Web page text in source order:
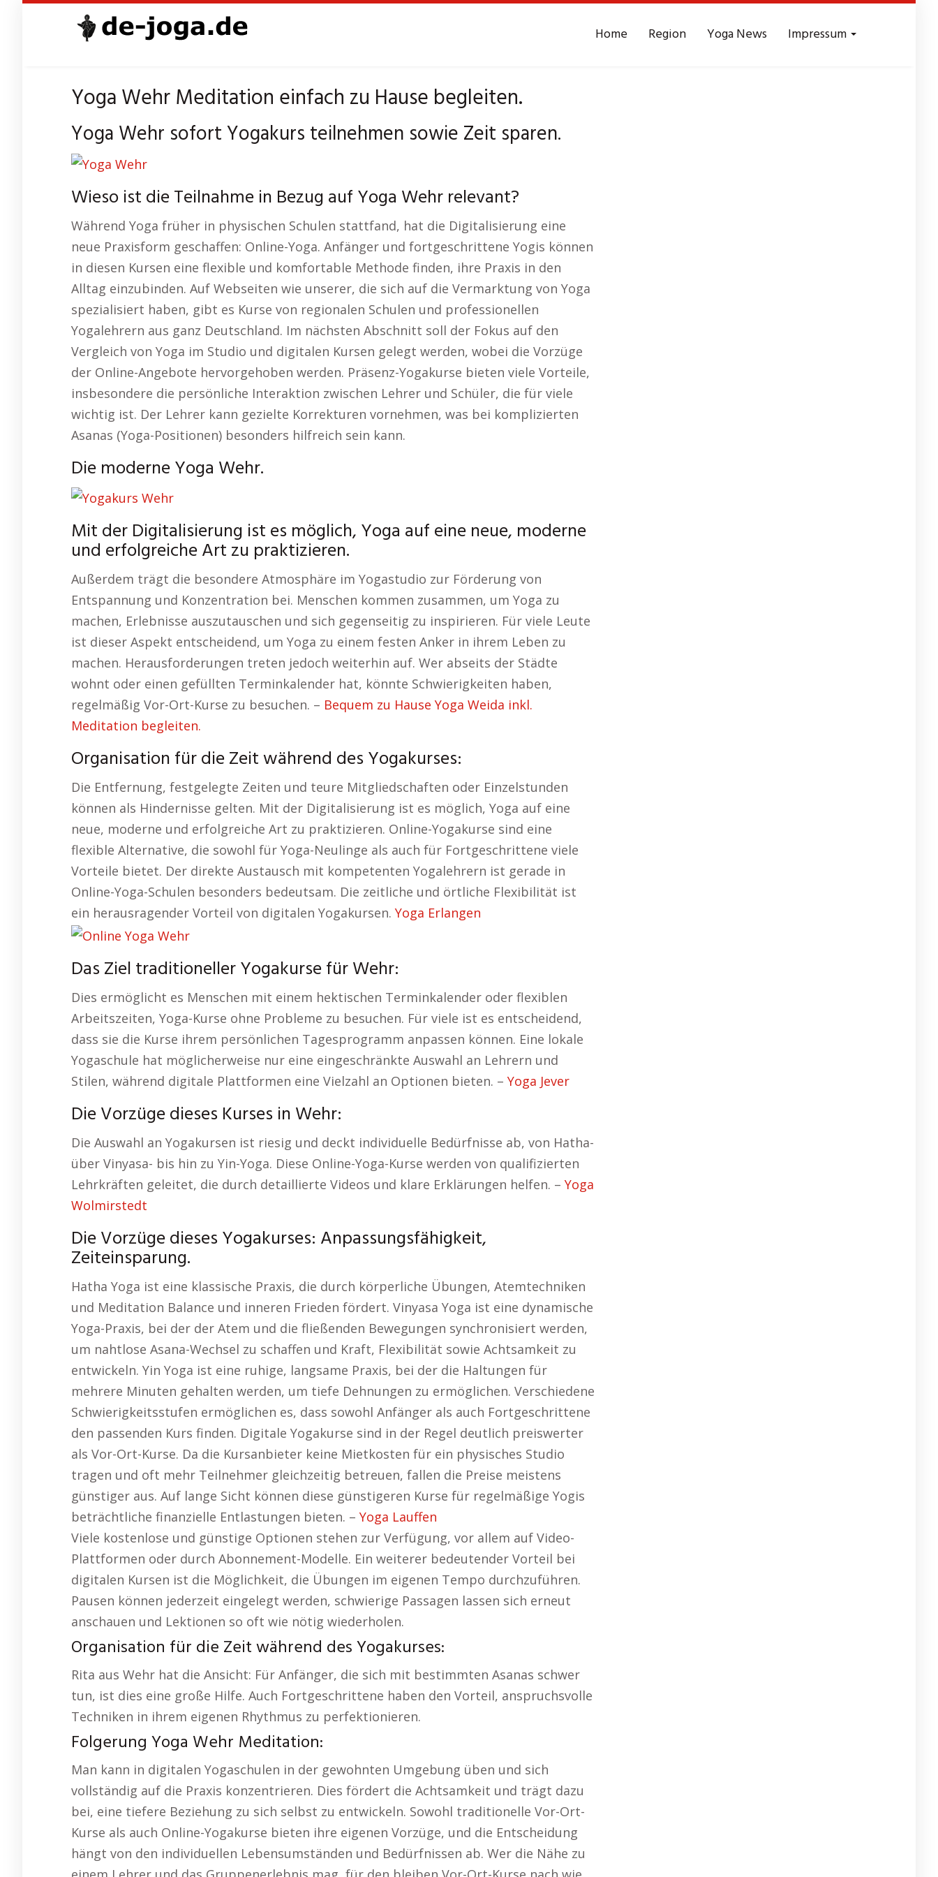
Home Region Yoga News Impressum
Yoga Wehr Meditation einfach zu Hause begleiten.
Yoga Wehr sofort Yogakurs teilnehmen sowie Zeit sparen.
Wieso ist die Teilnahme in Bezug auf Yoga Wehr relevant?
Während Yoga früher in physischen Schulen stattfand, hat die Digitalisierung eine
neue Praxisform geschaffen: Online-Yoga. Anfänger und fortgeschrittene Yogis können
in diesen Kursen eine flexible und komfortable Methode finden, ihre Praxis in den
Alltag einzubinden. Auf Webseiten wie unserer, die sich auf die Vermarktung von Yoga
spezialisiert haben, gibt es Kurse von regionalen Schulen und professionellen
Yogalehrern aus ganz Deutschland. Im nächsten Abschnitt soll der Fokus auf den
Vergleich von Yoga im Studio und digitalen Kursen gelegt werden, wobei die Vorzüge
der Online-Angebote hervorgehoben werden. Präsenz-Yogakurse bieten viele Vorteile,
insbesondere die persönliche Interaktion zwischen Lehrer und Schüler, die für viele
wichtig ist. Der Lehrer kann gezielte Korrekturen vornehmen, was bei komplizierten
Asanas (Yoga-Positionen) besonders hilfreich sein kann.
Die moderne Yoga Wehr.
Mit der Digitalisierung ist es möglich, Yoga auf eine neue, moderne
und erfolgreiche Art zu praktizieren.
Außerdem trägt die besondere Atmosphäre im Yogastudio zur Förderung von
Entspannung und Konzentration bei. Menschen kommen zusammen, um Yoga zu
machen, Erlebnisse auszutauschen und sich gegenseitig zu inspirieren. Für viele Leute
ist dieser Aspekt entscheidend, um Yoga zu einem festen Anker in ihrem Leben zu
machen. Herausforderungen treten jedoch weiterhin auf. Wer abseits der Städte
wohnt oder einen gefüllten Terminkalender hat, könnte Schwierigkeiten haben,
regelmäßig Vor-Ort-Kurse zu besuchen. – Bequem zu Hause Yoga Weida inkl.
Meditation begleiten.
Organisation für die Zeit während des Yogakurses:
Die Entfernung, festgelegte Zeiten und teure Mitgliedschaften oder Einzelstunden
können als Hindernisse gelten. Mit der Digitalisierung ist es möglich, Yoga auf eine
neue, moderne und erfolgreiche Art zu praktizieren. Online-Yogakurse sind eine
flexible Alternative, die sowohl für Yoga-Neulinge als auch für Fortgeschrittene viele
Vorteile bietet. Der direkte Austausch mit kompetenten Yogalehrern ist gerade in
Online-Yoga-Schulen besonders bedeutsam. Die zeitliche und örtliche Flexibilität ist
ein herausragender Vorteil von digitalen Yogakursen. Yoga Erlangen
Das Ziel traditioneller Yogakurse für Wehr:
Dies ermöglicht es Menschen mit einem hektischen Terminkalender oder flexiblen
Arbeitszeiten, Yoga-Kurse ohne Probleme zu besuchen. Für viele ist es entscheidend,
dass sie die Kurse ihrem persönlichen Tagesprogramm anpassen können. Eine lokale
Yogaschule hat möglicherweise nur eine eingeschränkte Auswahl an Lehrern und
Stilen, während digitale Plattformen eine Vielzahl an Optionen bieten. – Yoga Jever
Die Vorzüge dieses Kurses in Wehr:
Die Auswahl an Yogakursen ist riesig und deckt individuelle Bedürfnisse ab, von Hatha-
über Vinyasa- bis hin zu Yin-Yoga. Diese Online-Yoga-Kurse werden von qualifizierten
Lehrkräften geleitet, die durch detaillierte Videos und klare Erklärungen helfen. – Yoga
Wolmirstedt
Die Vorzüge dieses Yogakurses: Anpassungsfähigkeit,
Zeiteinsparung.
Hatha Yoga ist eine klassische Praxis, die durch körperliche Übungen, Atemtechniken
und Meditation Balance und inneren Frieden fördert. Vinyasa Yoga ist eine dynamische
Yoga-Praxis, bei der der Atem und die fließenden Bewegungen synchronisiert werden,
um nahtlose Asana-Wechsel zu schaffen und Kraft, Flexibilität sowie Achtsamkeit zu
entwickeln. Yin Yoga ist eine ruhige, langsame Praxis, bei der die Haltungen für
mehrere Minuten gehalten werden, um tiefe Dehnungen zu ermöglichen. Verschiedene
Schwierigkeitsstufen ermöglichen es, dass sowohl Anfänger als auch Fortgeschrittene
den passenden Kurs finden. Digitale Yogakurse sind in der Regel deutlich preiswerter
als Vor-Ort-Kurse. Da die Kursanbieter keine Mietkosten für ein physisches Studio
tragen und oft mehr Teilnehmer gleichzeitig betreuen, fallen die Preise meistens
günstiger aus. Auf lange Sicht können diese günstigeren Kurse für regelmäßige Yogis
beträchtliche finanzielle Entlastungen bieten. – Yoga Lauffen
Viele kostenlose und günstige Optionen stehen zur Verfügung, vor allem auf Video-
Plattformen oder durch Abonnement-Modelle. Ein weiterer bedeutender Vorteil bei
digitalen Kursen ist die Möglichkeit, die Übungen im eigenen Tempo durchzuführen.
Pausen können jederzeit eingelegt werden, schwierige Passagen lassen sich erneut
anschauen und Lektionen so oft wie nötig wiederholen.
Organisation für die Zeit während des Yogakurses:
Rita aus Wehr hat die Ansicht: Für Anfänger, die sich mit bestimmten Asanas schwer
tun, ist dies eine große Hilfe. Auch Fortgeschrittene haben den Vorteil, anspruchsvolle
Techniken in ihrem eigenen Rhythmus zu perfektionieren.
Folgerung Yoga Wehr Meditation:
Man kann in digitalen Yogaschulen in der gewohnten Umgebung üben und sich
vollständig auf die Praxis konzentrieren. Dies fördert die Achtsamkeit und trägt dazu
bei, eine tiefere Beziehung zu sich selbst zu entwickeln. Sowohl traditionelle Vor-Ort-
Kurse als auch Online-Yogakurse bieten ihre eigenen Vorzüge, und die Entscheidung
hängt von den individuellen Lebensumständen und Bedürfnissen ab. Wer die Nähe zu